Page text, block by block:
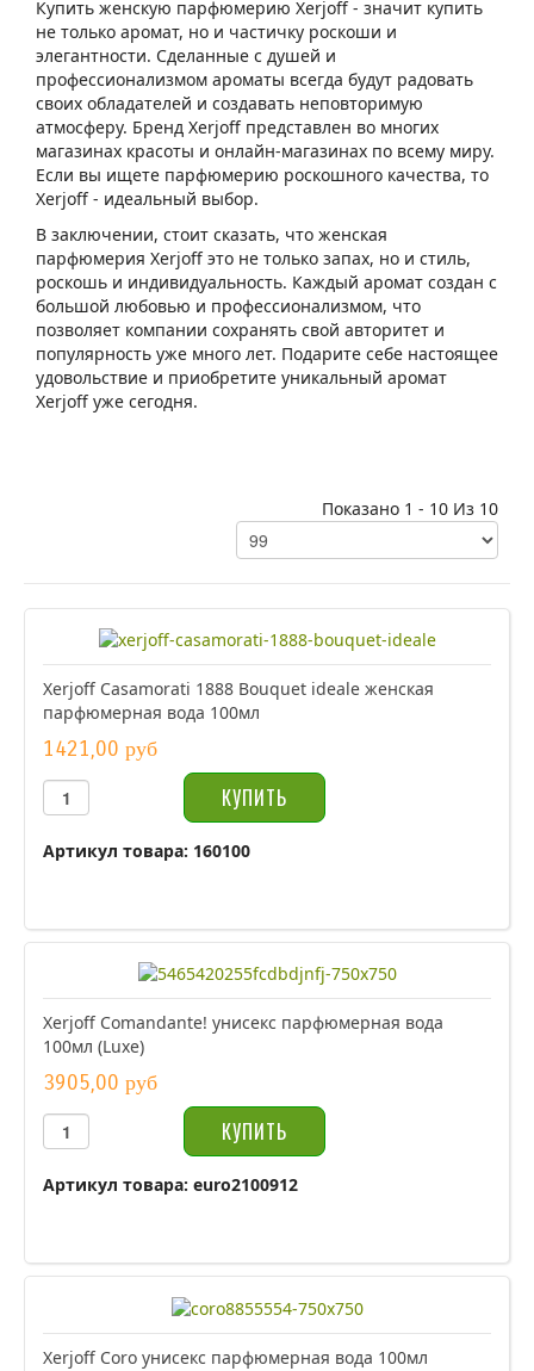
Купить женскую парфюмерию Xerjoff - значит купить
не только аромат, но и частичку роскоши и
элегантности. Сделанные с душей и
профессионализмом ароматы всегда будут радовать
своих обладателей и создавать неповторимую
атмосферу. Бренд Xerjoff представлен во многих
магазинах красоты и онлайн-магазинах по всему миру.
Если вы ищете парфюмерию роскошного качества, то
Xerjoff - идеальный выбор.
В заключении, стоит сказать, что женская
парфюмерия Xerjoff это не только запах, но и стиль,
роскошь и индивидуальность. Каждый аромат создан с
большой любовью и профессионализмом, что
позволяет компании сохранять свой авторитет и
популярность уже много лет. Подарите себе настоящее
удовольствие и приобретите уникальный аромат
Xerjoff уже сегодня.
Показано 1 - 10 Из 10
Xerjoff Casamorati 1888 Bouquet ideale женская
парфюмерная вода 100мл
1421,00 руб
Артикул товара: 160100
Xerjoff Comandante! унисекс парфюмерная вода
100мл (Luxe)
3905,00 руб
Артикул товара: euro2100912
Xerjoff Coro унисекс парфюмерная вода 100мл